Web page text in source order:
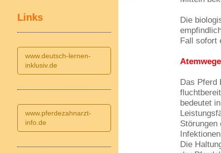
Die
Fall sofort
Das Pferd
bedeutet
Störungen
Die
Links
www.deutsch-lernen-
inklusiv.de
www.pferdezahnarzt-
info.de